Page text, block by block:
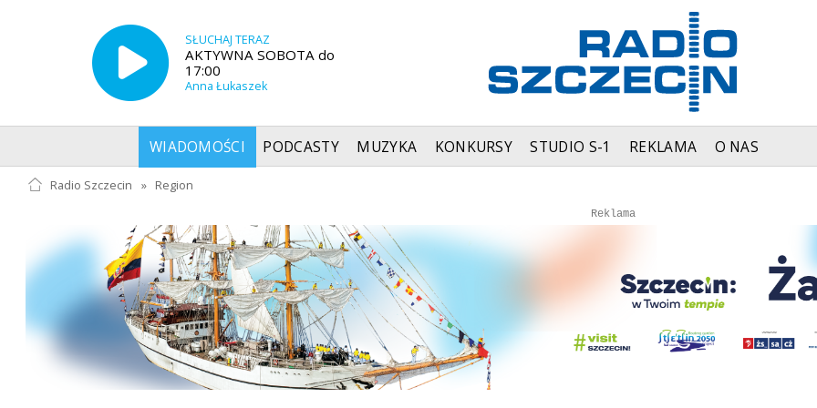
SŁUCHAJ TERAZ
AKTYWNA SOBOTA do
17:00
Anna Łukaszek
WIADOMOŚCI PODCASTY MUZYKA KONKURSY STUDIO S-1 REKLAMA O NAS
Radio Szczecin » Region
Reklama
Autopromocja